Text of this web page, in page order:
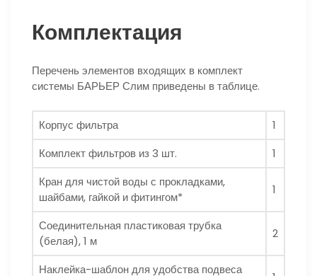
Комплектация
Перечень элементов входящих в комплект
системы БАРЬЕР Слим приведены в таблице.
Корпус фильтра
1
Комплект фильтров из 3 шт.
1
Кран для чистой воды с прокладками,
шайбами, гайкой и фитингом*
1
Соединительная пластиковая трубка
(белая), 1 м
2
Наклейка-шаблон для удобства подвеса